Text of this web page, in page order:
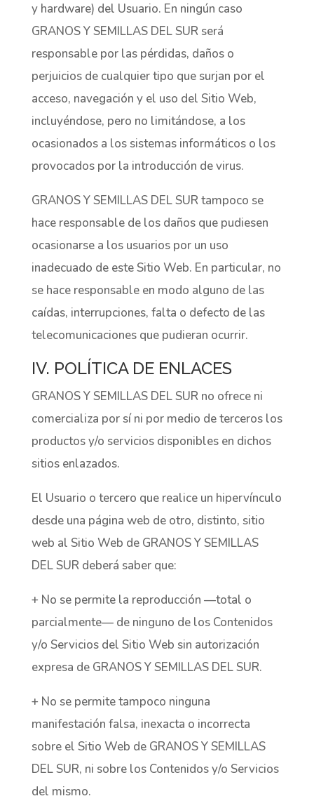
y hardware) del Usuario. En ningún caso
GRANOS Y SEMILLAS DEL SUR será
responsable por las pérdidas, daños o
perjuicios de cualquier tipo que surjan por el
acceso, navegación y el uso del Sitio Web,
incluyéndose, pero no limitándose, a los
ocasionados a los sistemas informáticos o los
provocados por la introducción de virus.
GRANOS Y SEMILLAS DEL SUR tampoco se
hace responsable de los daños que pudiesen
ocasionarse a los usuarios por un uso
inadecuado de este Sitio Web. En particular, no
se hace responsable en modo alguno de las
caídas, interrupciones, falta o defecto de las
telecomunicaciones que pudieran ocurrir.
IV. POLÍTICA DE ENLACES
GRANOS Y SEMILLAS DEL SUR no ofrece ni
comercializa por sí ni por medio de terceros los
productos y/o servicios disponibles en dichos
sitios enlazados.
El Usuario o tercero que realice un hipervínculo
desde una página web de otro, distinto, sitio
web al Sitio Web de GRANOS Y SEMILLAS
DEL SUR deberá saber que:
+ No se permite la reproducción —total o
parcialmente— de ninguno de los Contenidos
y/o Servicios del Sitio Web sin autorización
expresa de GRANOS Y SEMILLAS DEL SUR.
+ No se permite tampoco ninguna
manifestación falsa, inexacta o incorrecta
sobre el Sitio Web de GRANOS Y SEMILLAS
DEL SUR, ni sobre los Contenidos y/o Servicios
del mismo.